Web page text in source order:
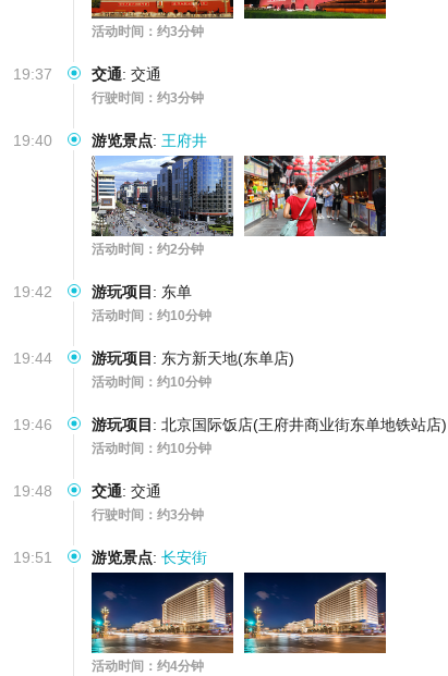
活动时间：约3分钟
19:37 交通: 交通
行驶时间：约3分钟
19:40 游览景点: 王府井
活动时间：约2分钟
19:42 游玩项目 : 东单
活动时间：约10分钟
19:44 游玩项目 : 东方新天地(东单店)
活动时间：约10分钟
19:46 游玩项目 : 北京国际饭店(王府井商业街东单地铁站店)
活动时间：约10分钟
19:48 交通: 交通
行驶时间：约3分钟
19:51 游览景点: 长安街
活动时间：约4分钟